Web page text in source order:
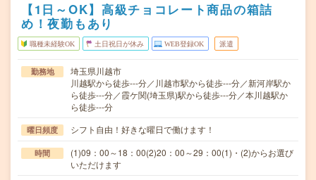
【1日～OK】高級チョコレート商品の箱詰
め！夜勤もあり
職種未経験OK 土日祝日が休み WEB登録OK 派遣
勤務地
埼玉県川越市
川越駅から徒歩---分／川越市駅から徒歩---分／新河岸駅か
ら徒歩---分／霞ケ関(埼玉県)駅から徒歩---分／本川越駅か
ら徒歩---分
曜日頻度 シフト自由！好きな曜日で働けます！
時間
(1)09：00～18：00(2)20：00～29：00(1)・(2)からお選び
いただけます